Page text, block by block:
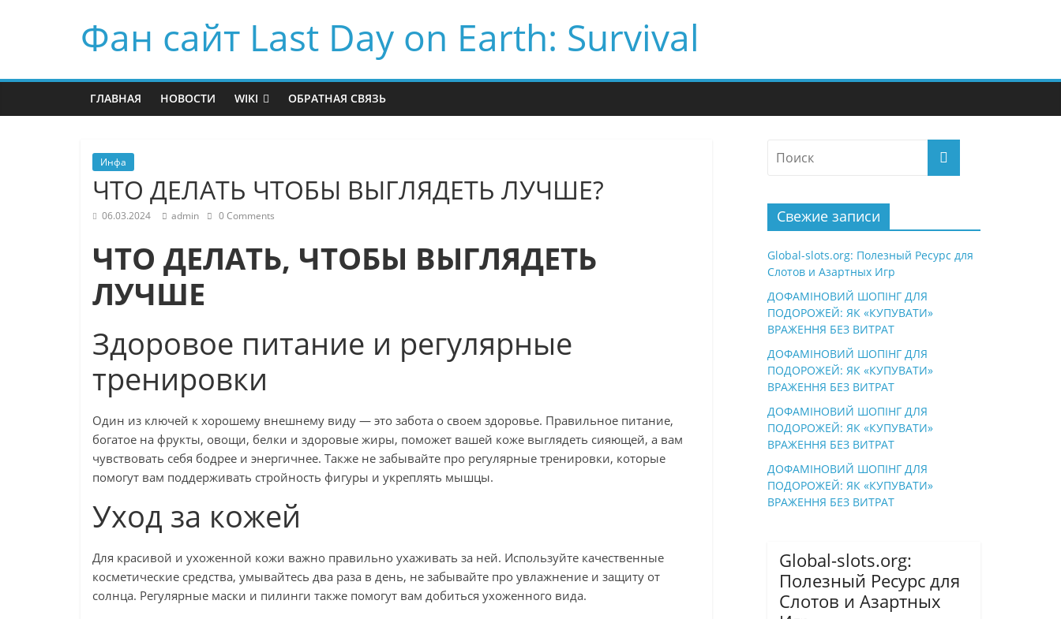
Фан сайт Last Day on Earth: Survival
ГЛАВНАЯ НОВОСТИ WIKI ОБРАТНАЯ СВЯЗЬ
Инфа
ЧТО ДЕЛАТЬ ЧТОБЫ ВЫГЛЯДЕТЬ ЛУЧШЕ?
06.03.2024 admin 0 Comments
ЧТО ДЕЛАТЬ, ЧТОБЫ ВЫГЛЯДЕТЬ
ЛУЧШЕ
Здоровое питание и регулярные
тренировки
Один из ключей к хорошему внешнему виду — это забота о своем здоровье. Правильное питание,
богатое на фрукты, овощи, белки и здоровые жиры, поможет вашей коже выглядеть сияющей, а вам
чувствовать себя бодрее и энергичнее. Также не забывайте про регулярные тренировки, которые
помогут вам поддерживать стройность фигуры и укреплять мышцы.
Уход за кожей
Для красивой и ухоженной кожи важно правильно ухаживать за ней. Используйте качественные
косметические средства, умывайтесь два раза в день, не забывайте про увлажнение и защиту от
солнца. Регулярные маски и пилинги также помогут вам добиться ухоженного вида.
Свежие записи
Global-slots.org: Полезный Ресурс для
Слотов и Азартных Игр
ДОФАМІНОВИЙ ШОПІНГ ДЛЯ
ПОДОРОЖЕЙ: ЯК «КУПУВАТИ»
ВРАЖЕННЯ БЕЗ ВИТРАТ
ДОФАМІНОВИЙ ШОПІНГ ДЛЯ
ПОДОРОЖЕЙ: ЯК «КУПУВАТИ»
ВРАЖЕННЯ БЕЗ ВИТРАТ
ДОФАМІНОВИЙ ШОПІНГ ДЛЯ
ПОДОРОЖЕЙ: ЯК «КУПУВАТИ»
ВРАЖЕННЯ БЕЗ ВИТРАТ
ДОФАМІНОВИЙ ШОПІНГ ДЛЯ
ПОДОРОЖЕЙ: ЯК «КУПУВАТИ»
ВРАЖЕННЯ БЕЗ ВИТРАТ
Global-slots.org:
Полезный Ресурс для
Слотов и Азартных